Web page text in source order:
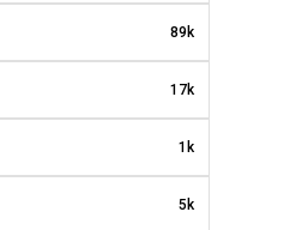
89k
17k
1k
5k